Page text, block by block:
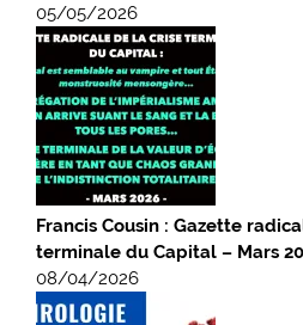
05/05/2026
Francis Cousin : Gazette
terminale du Capital – Mars
08/04/2026